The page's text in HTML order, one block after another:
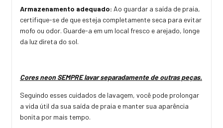
Armazenamento adequado: Ao guardar a saída de praia,
certifique-se de que esteja completamente seca para evitar
mofo ou odor. Guarde-a em um local fresco e arejado, longe
da luz direta do sol.
Cores neon SEMPRE lavar separadamente de outras peças.
Seguindo esses cuidados de lavagem, você pode prolongar
a vida útil da sua saída de praia e manter sua aparência
bonita por mais tempo.